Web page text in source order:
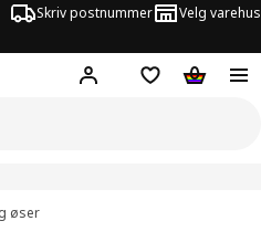
Skriv postnummer Velg varehus
Hej! Logg innHuskeliste
øser